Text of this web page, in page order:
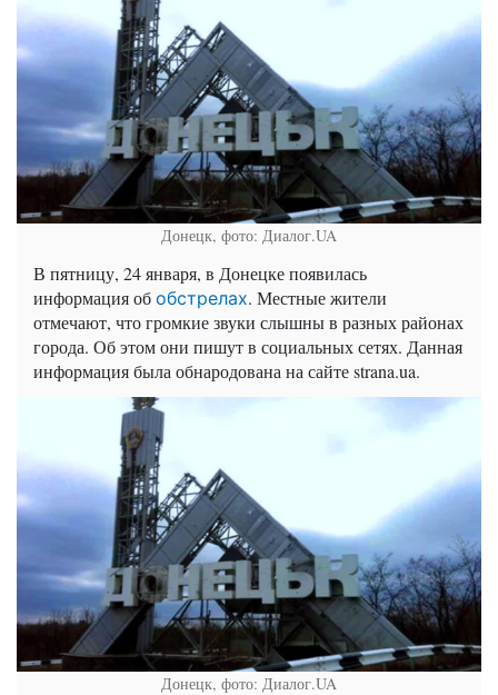
Донецк, фото: Диалог.UA
В пятницу, 24 января, в Донецке появилась
информация об обстрелах. Местные жители
отмечают, что громкие звуки слышны в разных районах
города. Об этом они пишут в социальных сетях. Данная
информация была обнародована на сайте strana.ua.
Донецк, фото: Диалог.UA